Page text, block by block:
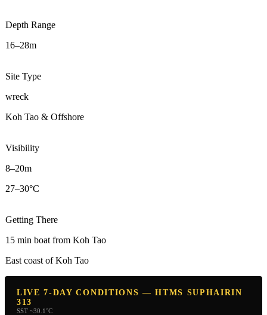
Depth Range
16–28m
Site Type
wreck
Koh Tao & Offshore
Visibility
8–20m
27–30°C
Getting There
15 min boat from Koh Tao
East coast of Koh Tao
LIVE 7-DAY CONDITIONS — HTMS SUPHAIRIN
313
SST ~30.1°C